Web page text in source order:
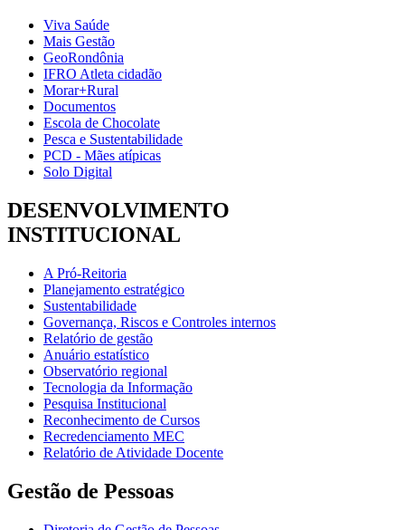
Viva Saúde
Mais Gestão
GeoRondônia
IFRO Atleta cidadão
Morar+Rural
Documentos
Escola de Chocolate
Pesca e Sustentabilidade
PCD - Mães atípicas
Solo Digital
DESENVOLVIMENTO
INSTITUCIONAL
A Pró-Reitoria
Planejamento estratégico
Sustentabilidade
Governança, Riscos e Controles internos
Relatório de gestão
Anuário estatístico
Observatório regional
Tecnologia da Informação
Pesquisa Institucional
Reconhecimento de Cursos
Recredenciamento MEC
Relatório de Atividade Docente
Gestão de Pessoas